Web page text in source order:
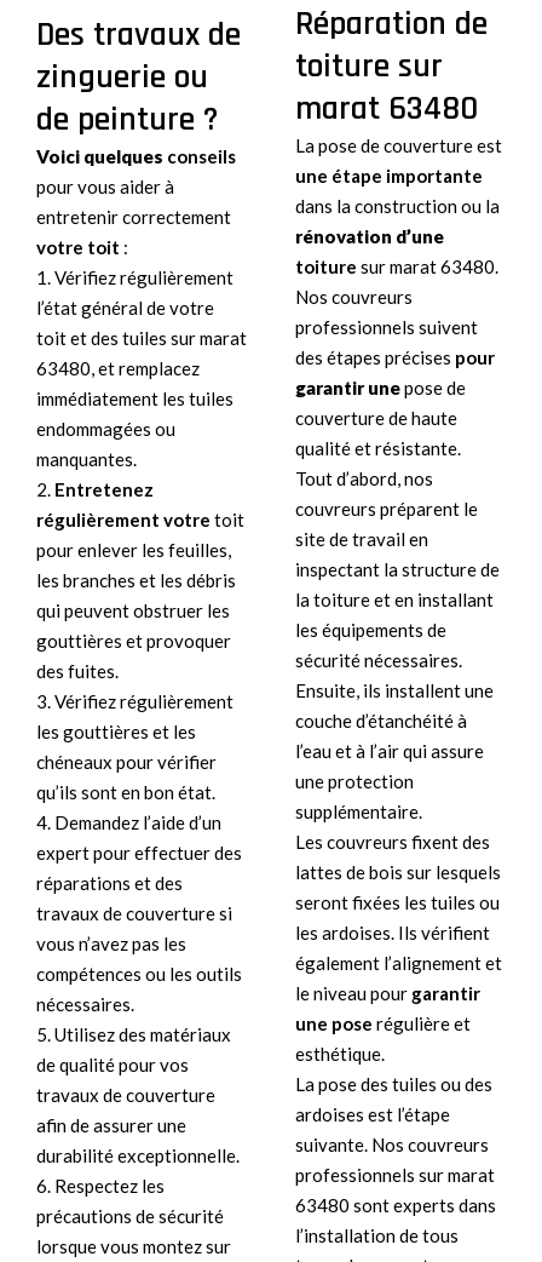
Des travaux de
zinguerie ou
de peinture ?
Voici quelques conseils
pour vous aider à
entretenir correctement
votre toit :
1. Vérifiez régulièrement
l’état général de votre
toit et des tuiles sur marat
63480, et remplacez
immédiatement les tuiles
endommagées ou
manquantes.
2. Entretenez
régulièrement votre toit
pour enlever les feuilles,
les branches et les débris
qui peuvent obstruer les
gouttières et provoquer
des fuites.
3. Vérifiez régulièrement
les gouttières et les
chéneaux pour vérifier
qu’ils sont en bon état.
4. Demandez l’aide d’un
expert pour effectuer des
réparations et des
travaux de couverture si
vous n’avez pas les
compétences ou les outils
nécessaires.
5. Utilisez des matériaux
de qualité pour vos
travaux de couverture
afin de assurer une
durabilité exceptionnelle.
6. Respectez les
précautions de sécurité
lorsque vous montez sur
Réparation de
toiture sur
marat 63480
La pose de couverture est
une étape importante
dans la construction ou la
rénovation d’une
toiture sur marat 63480.
Nos couvreurs
professionnels suivent
des étapes précises pour
garantir unepose de
couverture de haute
qualité et résistante.
Tout d’abord, nos
couvreurs préparent le
site de travail en
inspectant la structure de
la toiture et en installant
les équipements de
sécurité nécessaires.
Ensuite, ils installent une
couche d’étanchéité à
l’eau et à l’air qui assure
une protection
supplémentaire.
Les couvreurs fixent des
lattes de bois sur lesquels
seront fixées les tuiles ou
les ardoises. Ils vérifient
également l’alignement et
le niveau pour garantir
une pose régulière et
esthétique.
La pose des tuiles ou des
ardoises est l’étape
suivante. Nos couvreurs
professionnels sur marat
63480 sont experts dans
l’installation de tous